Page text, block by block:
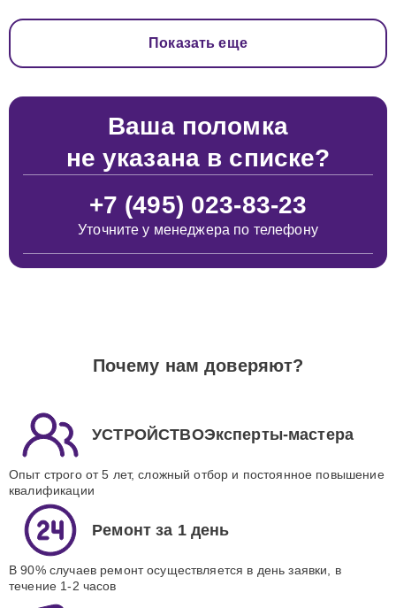
Показать еще
Ваша поломка
не указана в списке?
+7 (495) 023-83-23
Уточните у менеджера по телефону
Почему нам доверяют?
УСТРОЙСТВОЭксперты-мастера
Опыт строго от 5 лет, сложный отбор и постоянное повышение
квалификации
Ремонт за 1 день
В 90% случаев ремонт осуществляется в день заявки, в
течение 1-2 часов